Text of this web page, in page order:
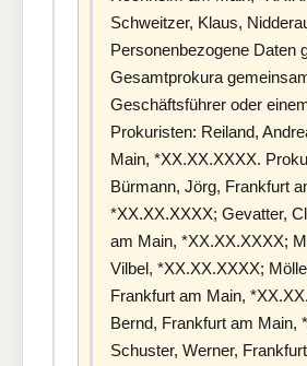
Schweitzer, Klaus,
Personenbezogene Daten
Gesamtprokura
Geschäftsführer oder
Prokuristen: Reiland,
Main, *XX.XX.XXXX.
Bürmann, Jörg, Frankfurt
*XX.XX.XXXX; Gevatter,
am Main, *XX.XX.XXXX;
Vilbel, *XX.XX.XXXX;
Frankfurt am Main,
Bernd, Frankfurt am Main,
Schuster, Werner,